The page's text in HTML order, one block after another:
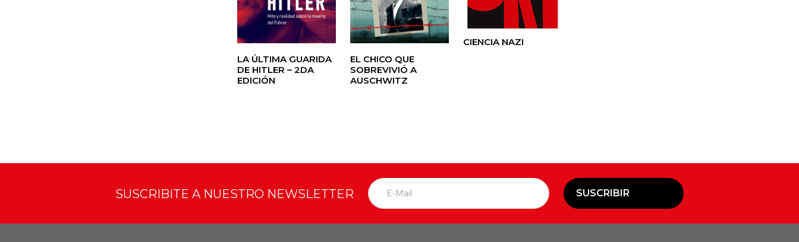
LA ÚLTIMA GUARIDA
DE HITLER – 2DA
EDICIÓN
EL CHICO QUE
SOBREVIVIÓ A
AUSCHWITZ
CIENCIA NAZI
SUSCRIBITE A NUESTRO NEWSLETTER SUSCRIBIR